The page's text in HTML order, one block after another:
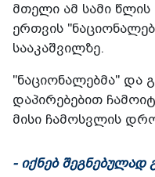
მთელი ამ სამი
ერთვის
სააკაშვილზე.
"ნაციონალებმა" და
დაპირებებით
მისი ჩამოსვლის
- იქნებ შეგნებულად